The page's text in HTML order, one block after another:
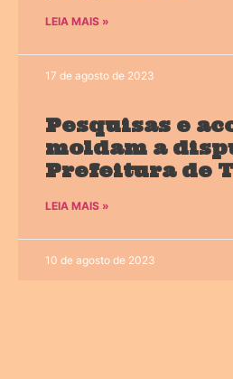
LEIA MAIS »
17 de agosto de 2023
Pesquisas e
moldam a
Prefeitura de
LEIA MAIS »
10 de agosto de 2023